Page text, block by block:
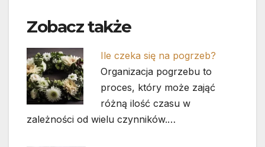
Zobacz także
Ile czeka się na pogrzeb?
Organizacja pogrzebu to
proces, który może zająć
różną ilość czasu w
zależności od wielu czynników.…